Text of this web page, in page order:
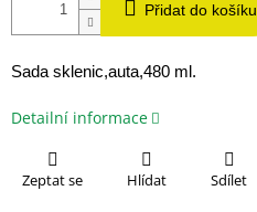
Přidat do košíku
Sada sklenic,auta,480 ml.
Detailní informace
Zeptat se Hlídat Sdílet